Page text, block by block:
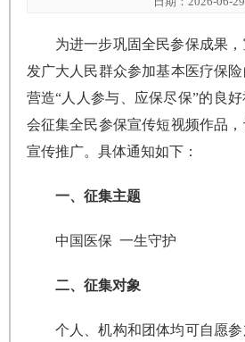
为进一步巩固全民参保成果
发广大人民群众参加基本医疗保险
营造“人人参与、应保尽保”的良
会征集全民参保宣传短视频作品
宣传推广。具体通知如下：
一、征集主题
中国医保 一生守护
二、征集对象
个人、机构和团体均可自愿